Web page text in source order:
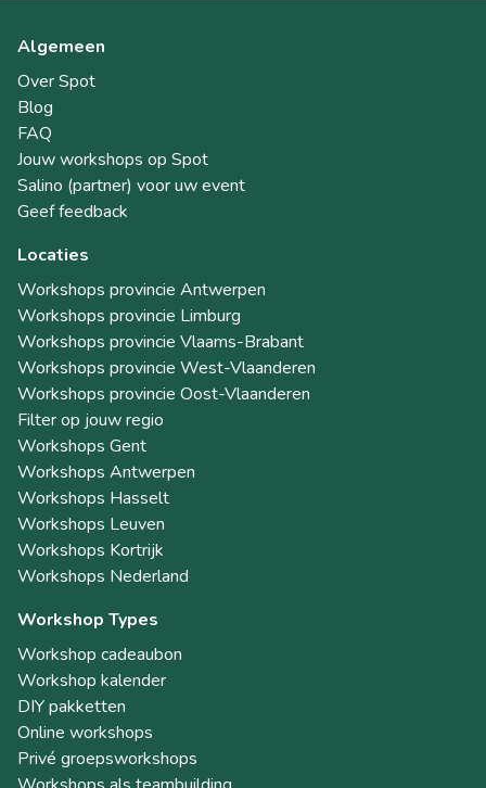
Algemeen
Over Spot
Blog
FAQ
Jouw workshops op Spot
Salino (partner) voor uw event
Geef feedback
Locaties
Workshops provincie Antwerpen
Workshops provincie Limburg
Workshops provincie Vlaams-Brabant
Workshops provincie West-Vlaanderen
Workshops provincie Oost-Vlaanderen
Filter op jouw regio
Workshops Gent
Workshops Antwerpen
Workshops Hasselt
Workshops Leuven
Workshops Kortrijk
Workshops Nederland
Workshop Types
Workshop cadeaubon
Workshop kalender
DIY pakketten
Online workshops
Privé groepsworkshops